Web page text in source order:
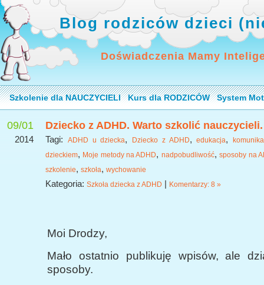
Blog rodziców dzieci
Doświadczenia Mamy
Szkolenie dla NAUCZYCIELI Kurs dla RODZICÓW System
09/01
2014
Dziecko z ADHD. Warto szkolić nauczycieli.
Tagi: ADHD u dziecka, Dziecko z ADHD,edukacja,
dzieckiem, Moje metody na ADHD, nadpobudliwość,sposoby na
szkolenie, szkoła, wychowanie
Kategoria: Szkoła dziecka z ADHD | Komentarzy: 8 »
Moi Drodzy,
Mało ostatnio publikuję wpisów, ale
sposoby.